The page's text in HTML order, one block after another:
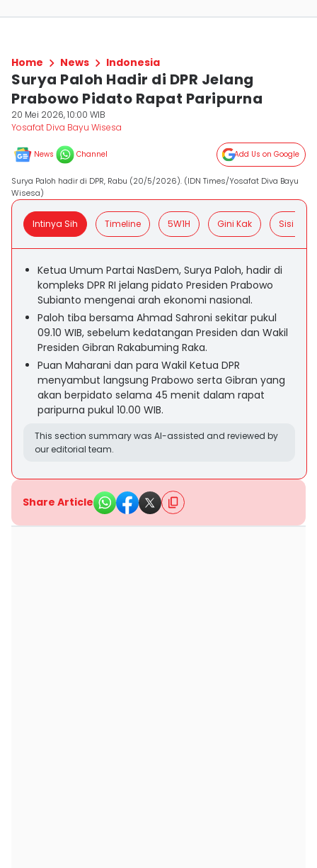
Home News Indonesia
Surya Paloh Hadir di DPR Jelang
Prabowo Pidato Rapat Paripurna
20 Mei 2026, 10:00 WIB
Yosafat Diva Bayu Wisesa
News Channel Add Us on Google
Surya Paloh hadir di DPR, Rabu (20/5/2026). (IDN Times/Yosafat Diva Bayu
Wisesa)
Intinya Sih Timeline 5W1H Gini Kak Sisi
Ketua Umum Partai NasDem, Surya Paloh, hadir di
kompleks DPR RI jelang pidato Presiden Prabowo
Subianto mengenai arah ekonomi nasional.
Paloh tiba bersama Ahmad Sahroni sekitar pukul
09.10 WIB, sebelum kedatangan Presiden dan Wakil
Presiden Gibran Rakabuming Raka.
Puan Maharani dan para Wakil Ketua DPR
menyambut langsung Prabowo serta Gibran yang
akan berpidato selama 45 menit dalam rapat
paripurna pukul 10.00 WIB.
This section summary was AI-assisted and reviewed by
our editorial team.
Share Article